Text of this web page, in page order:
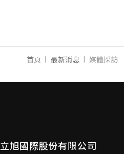
首頁 最新消息 媒體採訪
立旭國際股份有限公司